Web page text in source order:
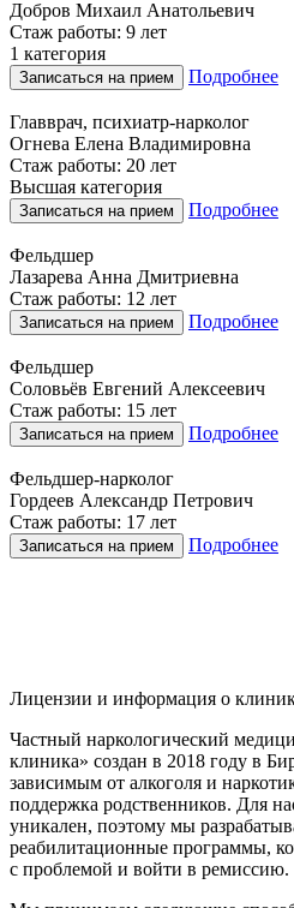
Добров Михаил Анатольевич
Стаж работы: 9 лет
1 категория
Записаться на прием Подробнее
Главврач, психиатр-нарколог
Огнева Елена Владимировна
Стаж работы: 20 лет
Высшая категория
Записаться на прием Подробнее
Фельдшер
Лазарева Анна Дмитриевна
Стаж работы: 12 лет
Записаться на прием Подробнее
Фельдшер
Соловьёв Евгений Алексеевич
Стаж работы: 15 лет
Записаться на прием Подробнее
Фельдшер-нарколог
Гордеев Александр Петрович
Стаж работы: 17 лет
Записаться на прием Подробнее
Лицензии и информация о
Частный наркологический
клиника» создан в 2018 году в
зависимым от алкоголя и
поддержка родственников. Для
уникален, поэтому мы
реабилитационные программы,
с проблемой и войти в ремиссию.